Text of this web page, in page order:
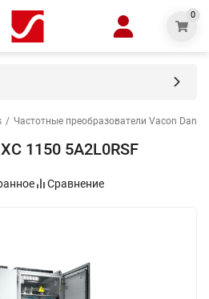
0
/ Частотные преобразователи Vacon
1150 5A2L0RSF
Сравнение